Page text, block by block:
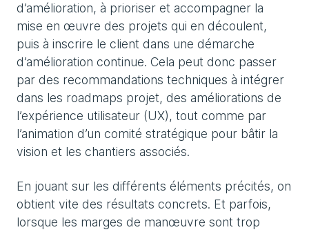
d’amélioration, à prioriser et accompagner la
mise en œuvre des projets qui en découlent,
puis à inscrire le client dans une démarche
d’amélioration continue. Cela peut donc passer
par des recommandations techniques à intégrer
dans les roadmaps projet, des améliorations de
l’expérience utilisateur (UX), tout comme par
l’animation d’un comité stratégique pour bâtir la
vision et les chantiers associés.
En jouant sur les différents éléments précités, on
obtient vite des résultats concrets. Et parfois,
lorsque les marges de manœuvre sont trop